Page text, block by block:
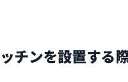
チンを設置する